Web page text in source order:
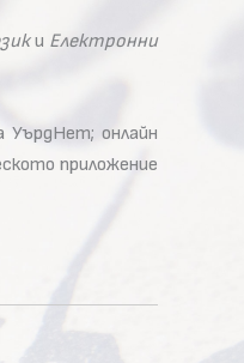
и Електронни
УърдНет; онлайн
приложение